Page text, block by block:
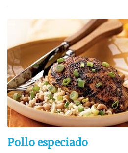
Pollo especiado